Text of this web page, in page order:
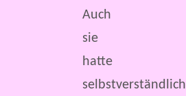
Auch
sie
hatte
selbstverständlich